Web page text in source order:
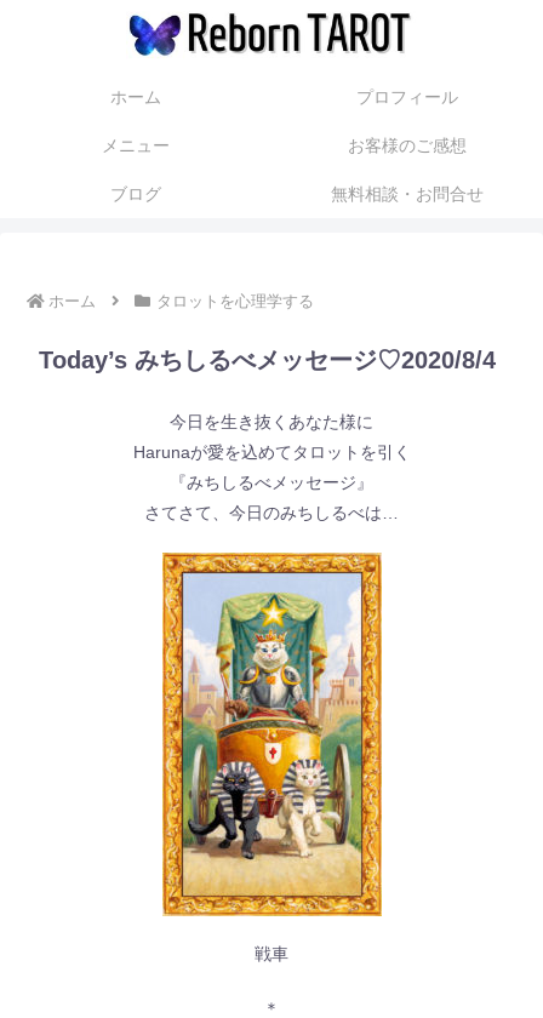
ホーム プロフィール
メニュー お客様のご感想
ブログ 無料相談・お問合せ
ホーム タロットを心理学する
Today’s みちしるべメッセージ♡2020/8/4
今日を生き抜くあなた様に
Harunaが愛を込めてタロットを引く
『みちしるべメッセージ』
さてさて、今日のみちしるべは…
戦車
＊